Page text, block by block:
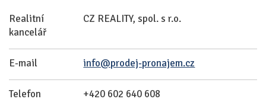
Realitní
kancelář
CZ REALITY, spol. s r.o.
E-mail info@prodej-pronajem.cz
Telefon +420 602 640 608